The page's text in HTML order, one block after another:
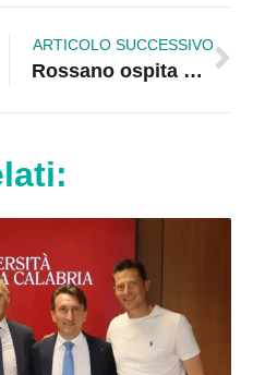
ARTICOLO SUCCESSIVO
Rossano ospita Guanto D'oro 2015